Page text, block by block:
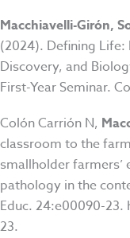
Macchiavelli-Girón,
(2024). Defining
Discovery, and
First-Year Seminar.
Colón Carrión N,
classroom to the
smallholder
pathology in the
Educ. 24:e00090-
23.